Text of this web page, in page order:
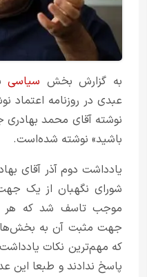
به گزارش بخش سیاسی
عبدی در روزنامه اعتماد
نوشته آقای محمد بهادری
باشید» نوشته شده‌است.
یادداشت دوم آذر آقای
شورای نگهبان از یک
موجب تاسف شد که هر
جهت مثبت آن به
که مهم‌ترین نکات
پاسخ ندادند و طبعا این